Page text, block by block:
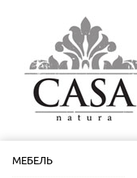
МЕБЕЛЬ